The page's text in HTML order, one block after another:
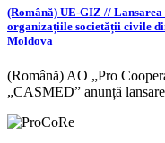
(Română) UE-GIZ //
organizațiile societății civile
Moldova
(Română) AO „Pro
„CASMED” anunță